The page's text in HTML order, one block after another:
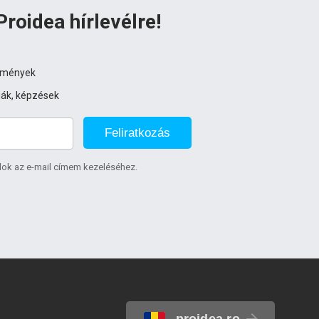
hírlevélre!
képzések
Feliratkozás
az e-mail címem kezeléséhez.